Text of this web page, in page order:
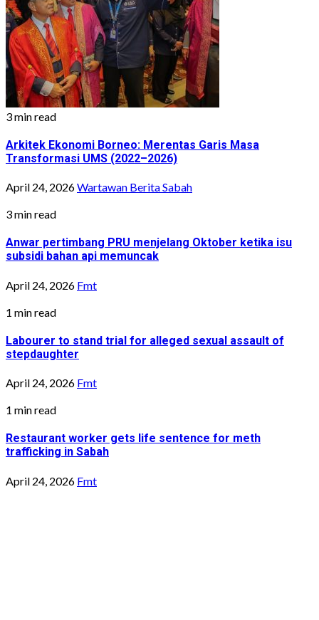
3 min read
Arkitek Ekonomi Borneo: Merentas Garis Masa
Transformasi UMS (2022–2026)
April 24, 2026Wartawan Berita Sabah
3 min read
Anwar pertimbang PRU menjelang Oktober ketika isu
subsidi bahan api memuncak
April 24, 2026 Fmt
1 min read
Labourer to stand trial for alleged sexual assault of
stepdaughter
April 24, 2026 Fmt
1 min read
Restaurant worker gets life sentence for meth
trafficking in Sabah
April 24, 2026 Fmt